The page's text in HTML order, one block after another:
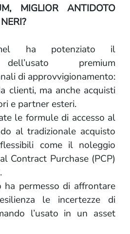
MIGLIOR ANTIDOTO
ha potenziato il
premium
di approvvigionamento:
clienti, ma anche acquisti
e partner esteri.
le formule di accesso al
al tradizionale acquisto
come il noleggio
Contract Purchase (PCP)
ha permesso di affrontare
le incertezze di
l’usato in un asset